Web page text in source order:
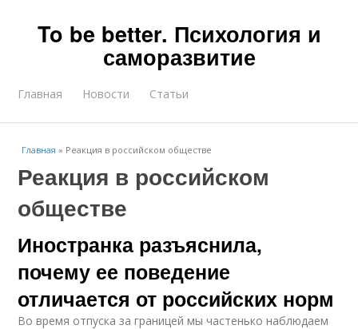
To be better. Психология и
саморазвитие
Главная Новости Статьи
Главная » Реакция в российском обществе
Реакция в российском
обществе
Иностранка разъяснила,
почему ее поведение
отличается от российских норм
Во время отпуска за границей мы частенько наблюдаем